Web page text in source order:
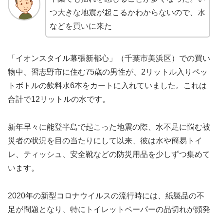
つ大きな地震が起こるかわからないので、水
などを買いに来た
「イオンスタイル幕張新都心」（千葉市美浜区）での買い
物中、習志野市に住む75歳の男性が、2リットル入りペッ
トボトルの飲料水6本をカートに入れていました。これは
合計で12リットルの水です。
新年早々に能登半島で起こった地震の際、水不足に悩む被
災者の状況を目の当たりにして以来、彼は水や簡易トイ
レ、ティッシュ、安全靴などの防災用品を少しずつ集めて
います。
2020年の新型コロナウイルスの流行時には、紙製品の不
足が問題となり、特にトイレットペーパーの品切れが頻発